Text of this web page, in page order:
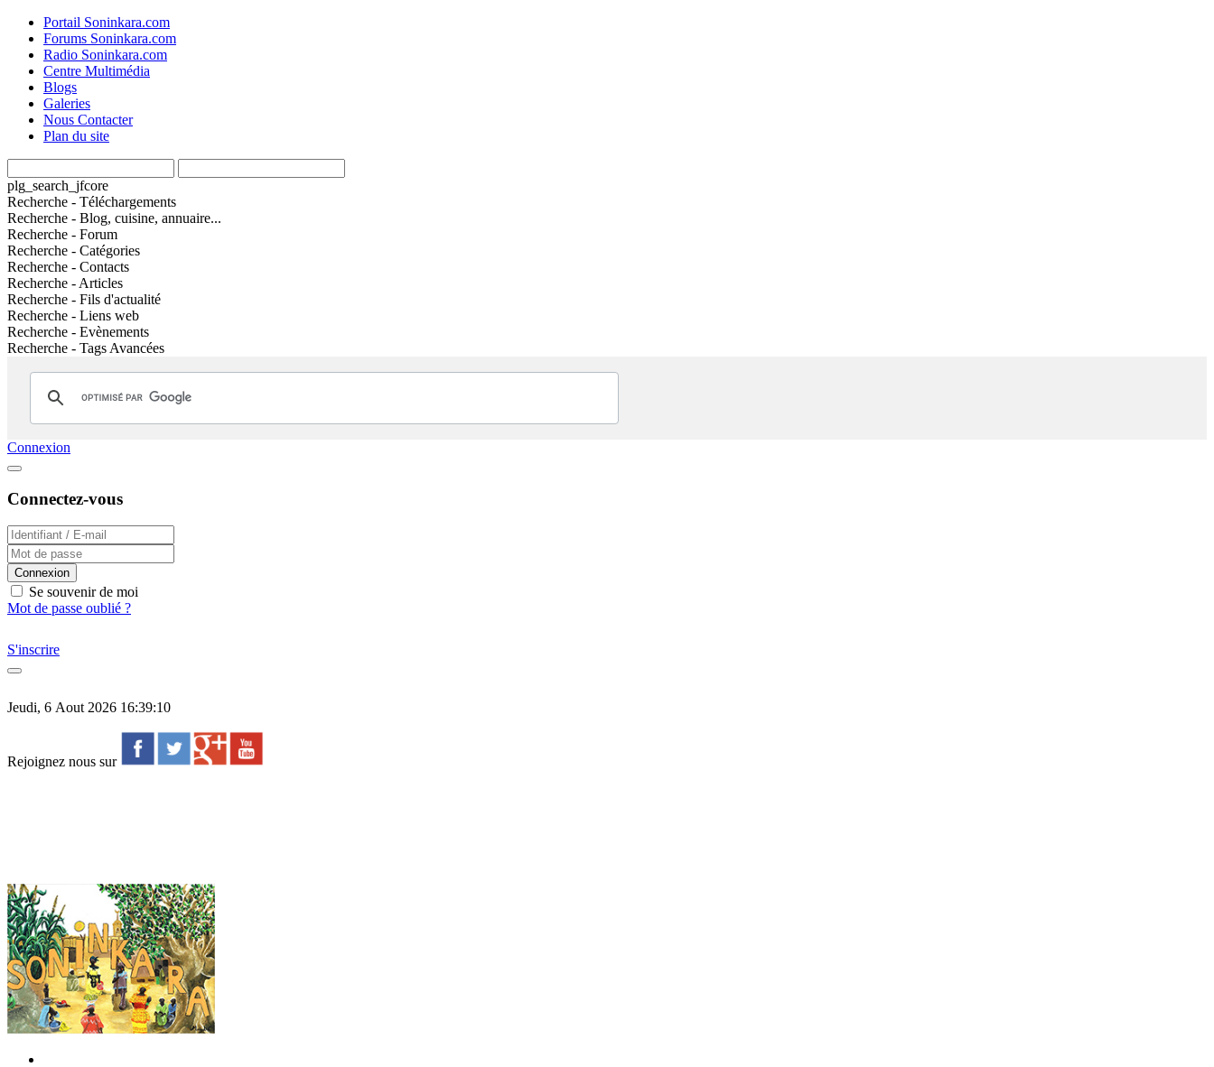
Portail Soninkara.com
Forums Soninkara.com
Radio Soninkara.com
Centre Multimédia
Blogs
Galeries
Nous Contacter
Plan du site
plg_search_jfcore
Recherche - Téléchargements
Recherche - Blog, cuisine, annuaire...
Recherche - Forum
Recherche - Catégories
Recherche - Contacts
Recherche - Articles
Recherche - Fils d'actualité
Recherche - Liens web
Recherche - Evènements
Recherche - Tags Avancées
Connexion
Connectez-vous
Connexion
Se souvenir de moi
Mot de passe oublié ?
S'inscrire
Jeudi, 6 Aout 2026 16:39:10
Rejoignez nous sur